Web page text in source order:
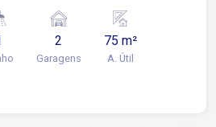
Área de serviço
Garagem coberta para
2
Garagens
75 m²
A. Útil